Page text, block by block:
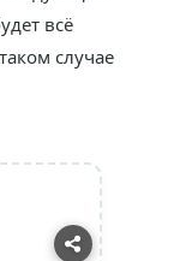
всё
случае